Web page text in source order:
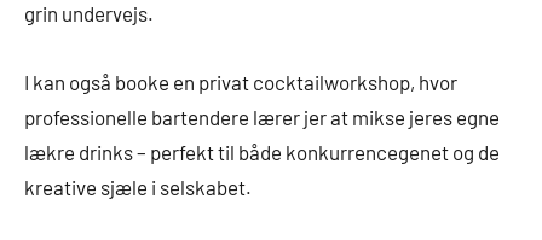
grin undervejs.
I kan også booke en privat cocktailworkshop, hvor
professionelle bartendere lærer jer at mikse jeres egne
lækre drinks – perfekt til både konkurrencegenet og de
kreative sjæle i selskabet.